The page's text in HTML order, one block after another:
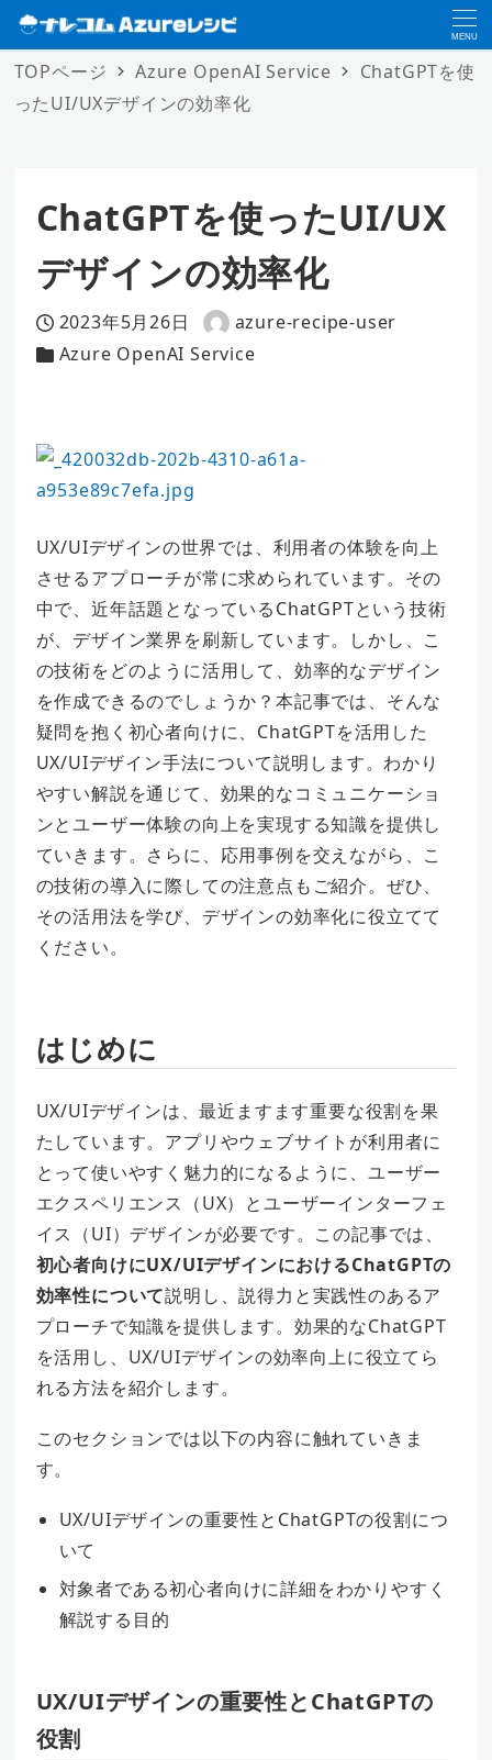
MENU
TOPページ Azure OpenAI Service
ChatGPTを使
ったUI/UXデザインの効率化
ChatGPTを使ったUI/UX
デザインの効率化
投稿日
2023年5月26日
著
者
azure-recipe-user
カテゴリー
Azure OpenAI Service
UX/UIデザインの世界では、利用者の体験を向上
させるアプローチが常に求められています。その
中で、近年話題となっているChatGPTという技術
が、デザイン業界を刷新しています。しかし、こ
の技術をどのように活用して、効率的なデザイン
を作成できるのでしょうか？本記事では、そんな
疑問を抱く初心者向けに、ChatGPTを活用した
UX/UIデザイン手法について説明します。わかり
やすい解説を通じて、効果的なコミュニケーショ
ンとユーザー体験の向上を実現する知識を提供し
ていきます。さらに、応用事例を交えながら、こ
の技術の導入に際しての注意点もご紹介。ぜひ、
その活用法を学び、デザインの効率化に役立てて
ください。
はじめに
UX/UIデザインは、最近ますます重要な役割を果
たしています。アプリやウェブサイトが利用者に
とって使いやすく魅力的になるように、ユーザー
エクスペリエンス（UX）とユーザーインターフェ
イス（UI）デザインが必要です。この記事では、
初心者向けにUX/UIデザインにおけるChatGPTの
効率性について説明し、説得力と実践性のあるア
プローチで知識を提供します。効果的なChatGPT
を活用し、UX/UIデザインの効率向上に役立てら
れる方法を紹介します。
このセクションでは以下の内容に触れていきま
す。
UX/UIデザインの重要性とChatGPTの役割につ
いて
対象者である初心者向けに詳細をわかりやすく
解説する目的
UX/UIデザインの重要性とChatGPTの
役割